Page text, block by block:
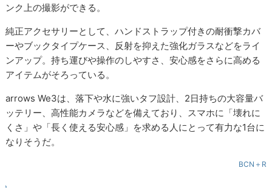
ンク上の撮影ができる。
純正アクセサリーとして、ハンドストラップ付きの耐衝撃カバ
ーやブックタイプケース、反射を抑えた強化ガラスなどをライ
ンアップ。持ち運びや操作のしやすさ、安心感をさらに高める
アイテムがそろっている。
arrows We3は、落下や水に強いタフ設計、2日持ちの大容量バ
ッテリー、高性能カメラなどを備えており、スマホに「壊れに
くさ」や「長く使える安心感」を求める人にとって有力な1台に
なりそうだ。
BCN＋R